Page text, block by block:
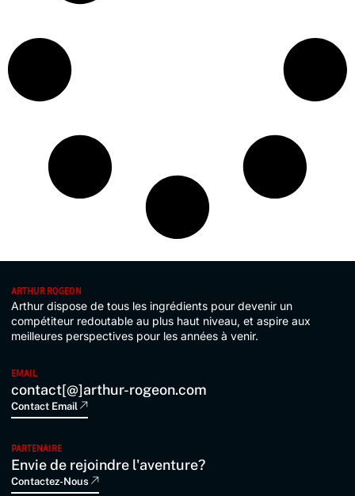
ARTHUR ROGEON
Arthur dispose de tous les ingrédients pour devenir un
compétiteur redoutable au plus haut niveau, et aspire aux
meilleures perspectives pour les années à venir.
EMAIL
contact[@]arthur-rogeon.com
Contact Email
PARTENAIRE
Envie de rejoindre l'aventure?
Contactez-Nous